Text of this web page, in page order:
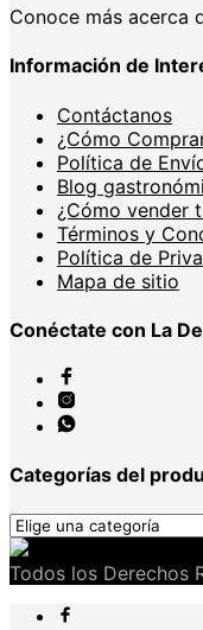
Conoce más acerca
Información de
Contáctanos
¿Cómo
Política de
Blog
¿Cómo vender
Términos y
Política de
Mapa de sitio
Conéctate con La
Categorías del
Todos los Derechos